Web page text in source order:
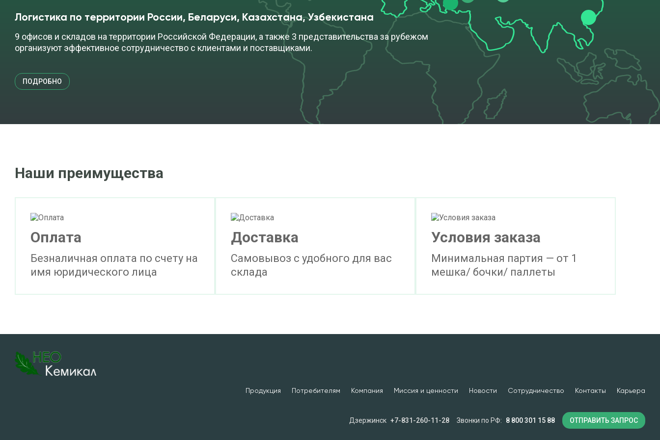
Логистика по территории России, Беларуси, Казахстана, Узбекистана
9 офисов и складов на территории Российской Федерации, а также 3 представительства за рубежом
организуют эффективное сотрудничество с клиентами и поставщиками.
ПОДРОБНО
Наши преимущества
Оплата
Безналичная оплата по счету на
имя юридического лица
Доставка
Самовывоз с удобного для вас
склада
Условия заказа
Минимальная партия — от 1
мешка/ бочки/ паллеты
Продукция Потребителям Компания Миссия и ценности Новости Сотрудничество Контакты Карьера
Дзержинск +7-831-260-11-28 Звонки по РФ: 8 800 301 15 88 ОТПРАВИТЬ ЗАПРОС